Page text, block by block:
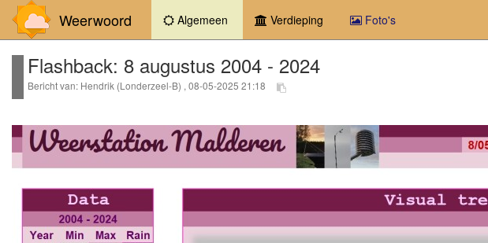
Weerwoord Algemeen (current)Verdieping Foto's
Flashback: 8 augustus 2004 - 2024
Bericht van: Hendrik (Londerzeel-B) , 08-05-2025 21:18